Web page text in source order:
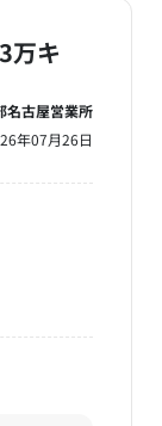
万キ
名古屋営業所
年07月26日